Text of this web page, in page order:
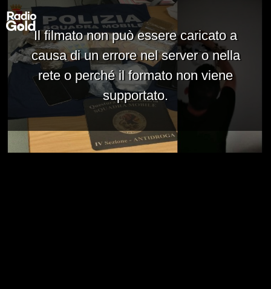
Il filmato non può essere caricato a
causa di un errore nel server o nella
rete o perché il formato non viene
supportato.